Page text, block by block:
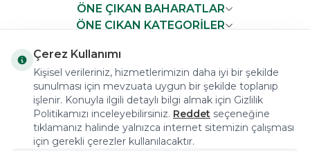
ÖNE ÇIKAN BAHARATLAR
ÖNE ÇIKAN KATEGORİLER
HIZLI ERİŞİM
COPYRIGHT © 2023 arifoglu.com ALL RIGHTS RESERVED
Çerez Kullanımı
Kişisel verileriniz, hizmetlerimizin daha iyi bir şekilde
sunulması için mevzuata uygun bir şekilde toplanıp
işlenir. Konuyla ilgili detaylı bilgi almak için Gizlilik
Politikamızı inceleyebilirsiniz. Reddet seçeneğine
tıklamanız halinde yalnızca internet sitemizin çalışması
için gerekli çerezler kullanılacaktır.